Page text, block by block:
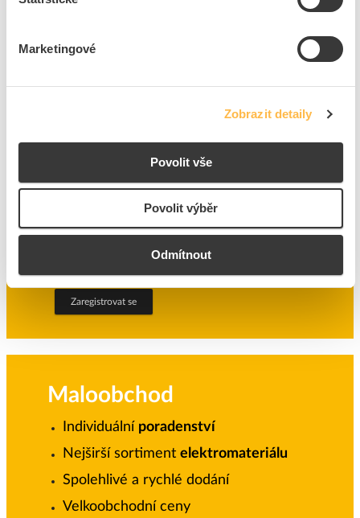
Marketingové
Zobrazit detaily
Povolit vše
Povolit výběr
Odmítnout
Všechny dokumenty přehledně na jednom místě.
Velkoobchod
Všechnydokumentyna jednom místě
Uložení košíkůpro pravidelné nákupy
Prioritníodbavení
Akční nabídky a slevy
Zaregistrovat se
Maloobchod
Individuální poradenství
Nejširší sortiment elektromateriálu
Spolehlivé a rychlé dodání
Velkoobchodní ceny